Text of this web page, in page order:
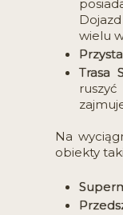
wielu
Trasa
Na
obiekty